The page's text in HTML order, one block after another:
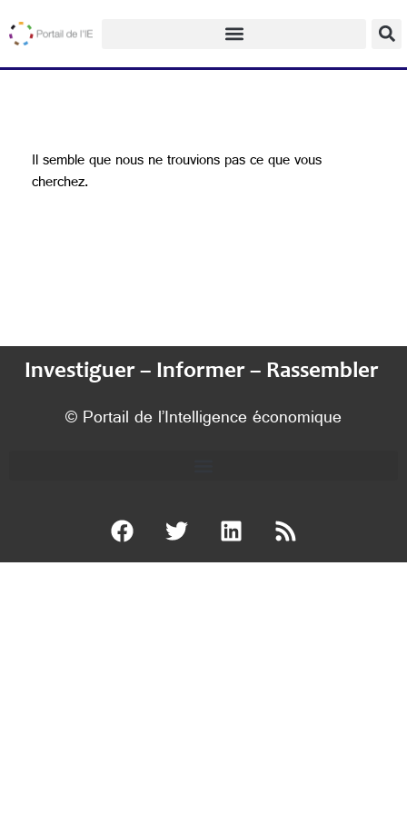
Il semble que nous ne trouvions pas ce que vous
cherchez.
Investiguer – Informer – Rassembler
© Portail de l’Intelligence économique